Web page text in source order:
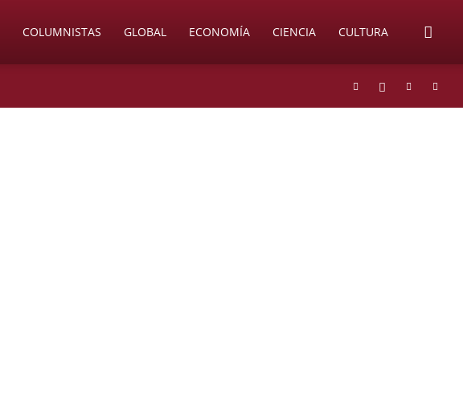
COLUMNISTAS GLOBAL ECONOMÍA CIENCIA CULTURA